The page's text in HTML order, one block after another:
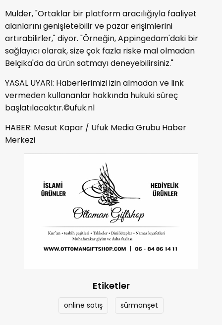
Mulder, "Ortaklar bir platform aracılığıyla faaliyet
alanlarını genişletebilir ve pazar erişimlerini
artırabilirler," diyor. "Örneğin, Appingedam'daki bir
sağlayıcı olarak, size çok fazla riske mal olmadan
Belçika'da da ürün satmayı deneyebilirsiniz."
YASAL UYARI: Haberlerimizi izin almadan ve link
vermeden kullananlar hakkında hukuki süreç
başlatılacaktır.©ufuk.nl
HABER: Mesut Kapar / Ufuk Media Grubu Haber
Merkezi
Etiketler
online satış sürmanşet